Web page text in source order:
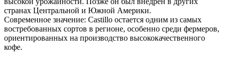
странах Центральной и Южной Америки.
Современное значение: Castillo остается одним из самых
востребованных сортов в регионе, особенно среди фермеров,
ориентированных на производство высококачественного
кофе.